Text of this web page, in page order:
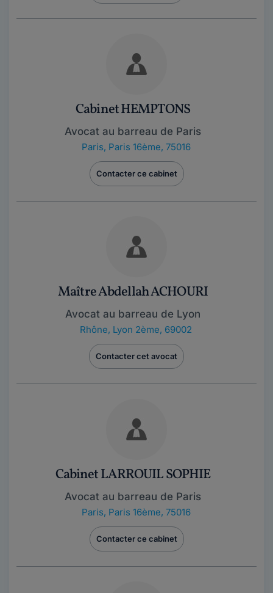
Cabinet HEMPTONS
Avocat au barreau de Paris
Paris, Paris 16ème, 75016
Contacter ce cabinet
Maître Abdellah ACHOURI
Avocat au barreau de Lyon
Rhône, Lyon 2ème, 69002
Contacter cet avocat
Cabinet LARROUIL SOPHIE
Avocat au barreau de Paris
Paris, Paris 16ème, 75016
Contacter ce cabinet